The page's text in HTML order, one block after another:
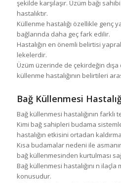
şekilde karşılaşır. Üzüm bağı
hastalıktır.
Küllenme hastalığı özellikle genç
bağlarında daha geç fark edilir.
Hastalığın en önemli belirtisi
lekelerdir.
Üzüm üzerinde de çekirdeğin
küllenme hastalığının belirtileri
Bağ Küllenmesi
Bağ küllenmesi hastalığının
Kimi bağ sahipleri budama
hastalığın etkisini ortadan
Kısa budamalar nedeni ile
bağ küllenmesinden kurtulması
Bağ küllenmesi hastalığını n
konusudur.